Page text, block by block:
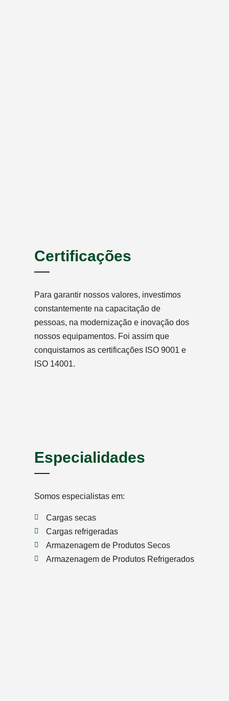
Certificações
Para garantir nossos valores, investimos
constantemente na capacitação de
pessoas, na modernização e inovação dos
nossos equipamentos. Foi assim que
conquistamos as certificações ISO 9001 e
ISO 14001.
Especialidades
Somos especialistas em:
Cargas secas
Cargas refrigeradas
Armazenagem de Produtos Secos
Armazenagem de Produtos Refrigerados